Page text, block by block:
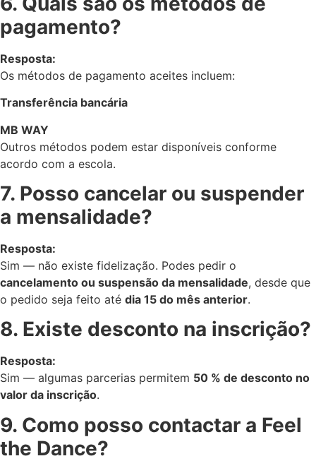
pagamento?
Resposta:
Os métodos de pagamento aceites incluem:
Transferência bancária
MB WAY
Outros métodos podem estar disponíveis conforme
acordo com a escola.
7. Posso cancelar ou suspender
a mensalidade?
Resposta:
Sim — não existe fidelização. Podes pedir o
cancelamento ou suspensão da mensalidade, desde que
o pedido seja feito até dia 15 do mês anterior.
8. Existe desconto na inscrição?
Resposta:
Sim — algumas parcerias permitem 50 % de desconto no
valor da inscrição.
9. Como posso contactar a Feel
the Dance?